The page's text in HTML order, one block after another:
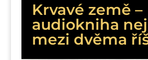
Krvavé země –
audiokniha
mezi dvěma